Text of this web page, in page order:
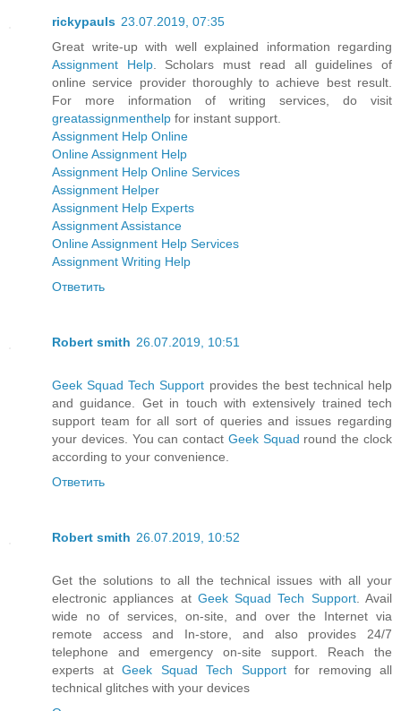
rickypauls 23.07.2019, 07:35
Great write-up with well explained information regarding
Assignment Help. Scholars must read all guidelines of
online service provider thoroughly to achieve best result.
For more information of writing services, do visit
greatassignmenthelp for instant support.
Assignment Help Online
Online Assignment Help
Assignment Help Online Services
Assignment Helper
Assignment Help Experts
Assignment Assistance
Online Assignment Help Services
Assignment Writing Help
Ответить
Robert smith 26.07.2019, 10:51
Geek Squad Tech Support provides the best technical help
and guidance. Get in touch with extensively trained tech
support team for all sort of queries and issues regarding
your devices. You can contact Geek Squad round the clock
according to your convenience.
Ответить
Robert smith 26.07.2019, 10:52
Get the solutions to all the technical issues with all your
electronic appliances at Geek Squad Tech Support. Avail
wide no of services, on-site, and over the Internet via
remote access and In-store, and also provides 24/7
telephone and emergency on-site support. Reach the
experts at Geek Squad Tech Supportfor removing all
technical glitches with your devices